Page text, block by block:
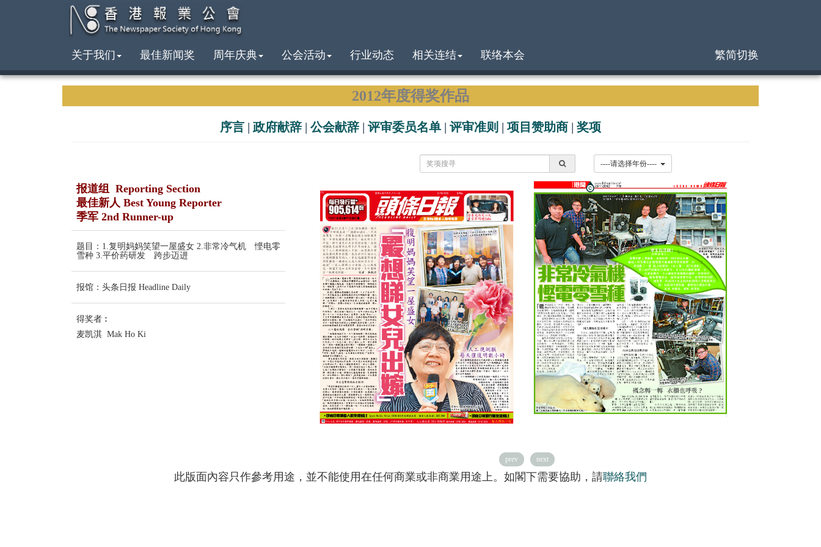
关于我们 最佳新闻奖 周年庆典 公会活动 行业动态 相关连结 联络本会 繁简切换
2012年度得奖作品
序言 | 政府献辞 | 公会献辞 | 评审委员名单 | 评审准则 | 项目赞助商 | 奖项
报道组 Reporting Section
最佳新人 Best Young Reporter
季军 2nd Runner-up
题目：1.复明妈妈笑望一屋盛女 2.非常冷气机 悭电零
雪种 3.平价药研发 跨步迈进
报馆：头条日报 Headline Daily
得奖者︰
麦凯淇 Mak Ho Ki
prev next
此版面內容只作參考用途，並不能使用在任何商業或非商業用途上。如閣下需要協助，請聯絡我們